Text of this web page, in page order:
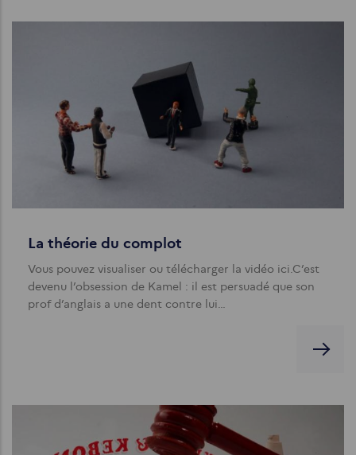
La théorie du complot
Vous pouvez visualiser ou télécharger la vidéo ici.C’est
devenu l’obsession de Kamel : il est persuadé que son
prof d’anglais a une dent contre lui…